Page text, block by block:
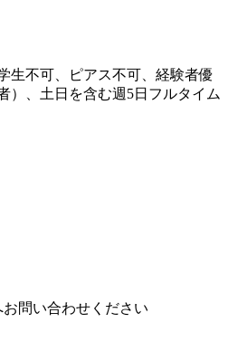
生不可、ピアス不可、経験者優
）、土日を含む週5日フルタイム
問い合わせください